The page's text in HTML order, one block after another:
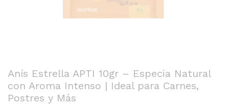
Anís Estrella APTI 10gr – Especia Natural
con Aroma Intenso | Ideal para Carnes,
Postres y Más